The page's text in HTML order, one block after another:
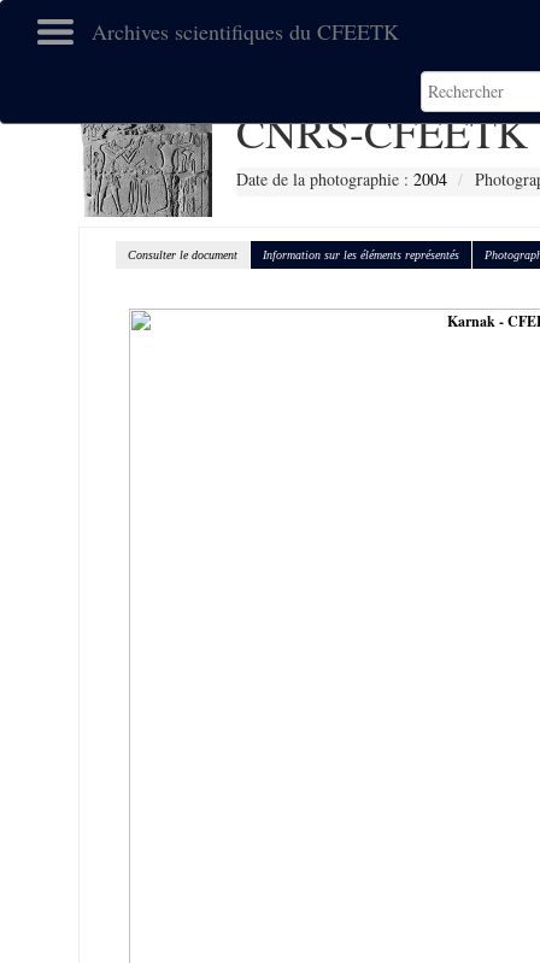
Archives scientifiques du CFEETK
CNRS-CFEETK
Date de la photographie :2004
Consulter le document Information sur les éléments représentés